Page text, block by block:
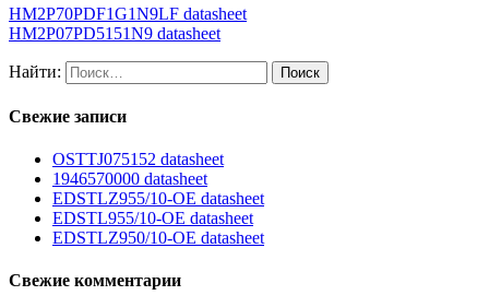
HM2P70PDF1G1N9LF datasheet
HM2P07PD5151N9 datasheet
Найти:
Свежие записи
OSTTJ075152 datasheet
1946570000 datasheet
EDSTLZ955/10-OE datasheet
EDSTL955/10-OE datasheet
EDSTLZ950/10-OE datasheet
Свежие комментарии